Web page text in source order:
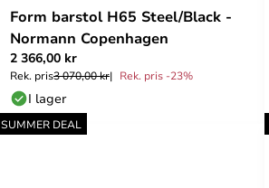
Form barstol H65 Steel/Black -
Normann Copenhagen
2 366,00 kr
Rek. pris3 070,00 kr Rek. pris -23%
I lager
SUMMER DEAL